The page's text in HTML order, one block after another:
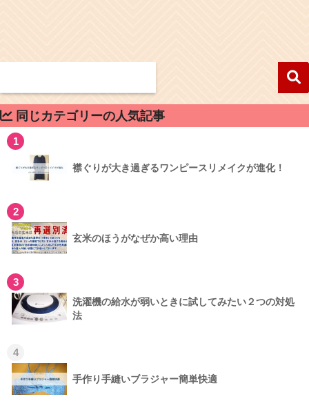
同じカテゴリーの人気記事
1
襟ぐりが大き過ぎるワンピースリメイクが進化！
2
玄米のほうがなぜか高い理由
3
洗濯機の給水が弱いときに試してみたい２つの対処
法
4
手作り手縫いブラジャー簡単快適